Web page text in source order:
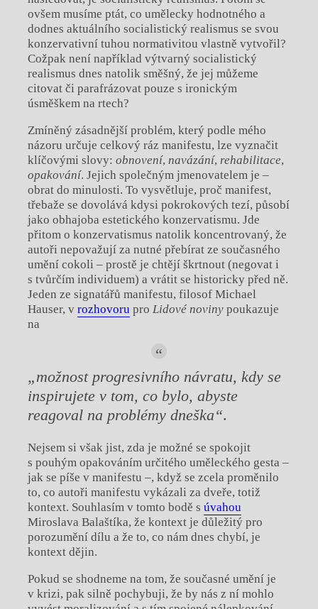
ovšem musíme ptát, co umělecky hodnotného a
dodnes aktuálního socialistický realismus se svou
konzervativní tuhou normativitou vlastně vytvořil?
Cožpak není například výtvarný socialistický
realismus dnes natolik směšný, že jej můžeme
citovat či parafrázovat pouze s ironickým
úsměškem na rtech?
Zmíněný zásadnější problém, který podle mého
názoru určuje celkový ráz manifestu, lze vyznačit
klíčovými slovy: obnovení, navázání, rehabilitace,
opakování. Jejich společným jmenovatelem je –
obrat do minulosti. To vysvětluje, proč manifest,
třebaže se dovolává kdysi pokrokových tezí, působí
jako obhajoba estetického konzervatismu. Jde
přitom o konzervatismus natolik koncentrovaný, že
autoři nepovažují za nutné přebírat ze současného
umění cokoli – prostě je chtějí škrtnout (negovat i
s tvůrčím individuem) a vrátit se historicky před ně.
Jeden ze signatářů manifestu, filosof Michael
Hauser, v rozhovoru pro Lidové novinypoukazuje
na
„možnost progresivního návratu, kdy se
inspirujete v tom, co bylo, abyste
reagoval na problémy dneška“.
Nejsem si však jist, zda je možné se spokojit
s pouhým opakováním určitého uměleckého gesta –
jak se píše v manifestu –, když se zcela proměnilo
to, co autoři manifestu vykázali za dveře, totiž
kontext. Souhlasím v tomto bodě s úvahou
Miroslava Balaštíka, že kontext je důležitý pro
porozumění dílu a že to, co nám dnes chybí, je
kontext dějin.
Pokud se shodneme na tom, že současné umění je
v krizi, pak silně pochybuji, že by nás z ní mohlo